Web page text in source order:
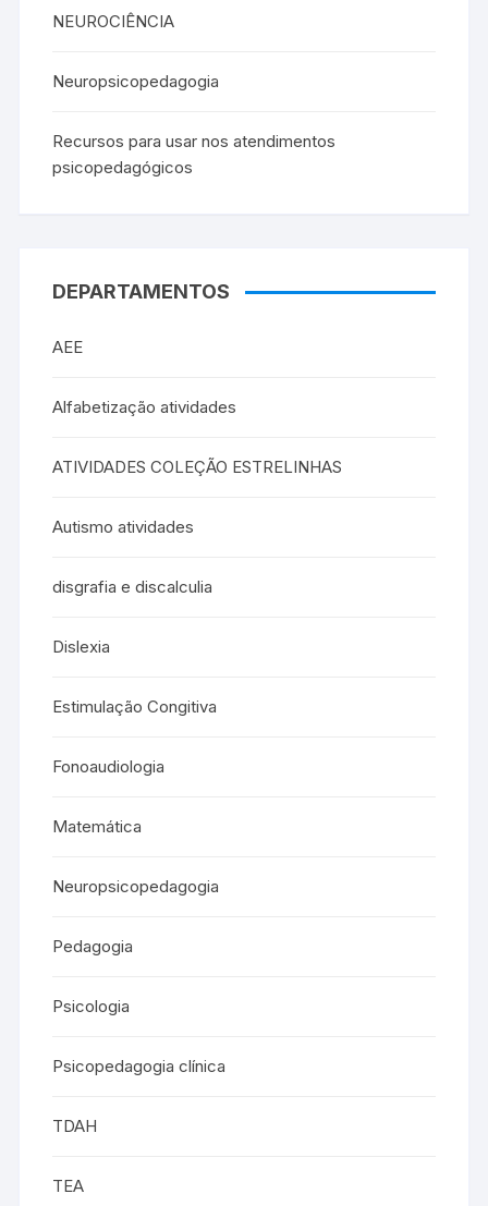
NEUROCIÊNCIA
Neuropsicopedagogia
Recursos para usar nos atendimentos
psicopedagógicos
DEPARTAMENTOS
AEE
Alfabetização atividades
ATIVIDADES COLEÇÃO ESTRELINHAS
Autismo atividades
disgrafia e discalculia
Dislexia
Estimulação Congitiva
Fonoaudiologia
Matemática
Neuropsicopedagogia
Pedagogia
Psicologia
Psicopedagogia clínica
TDAH
TEA